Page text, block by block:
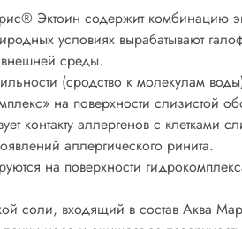
Эктоин содержит комбинацию
условиях вырабатывают
внешней среды.
(сродство к молекулам
на поверхности слизистой
контакту аллергенов с
аллергического ринита.
на поверхности
соли, входящий в состав Аква